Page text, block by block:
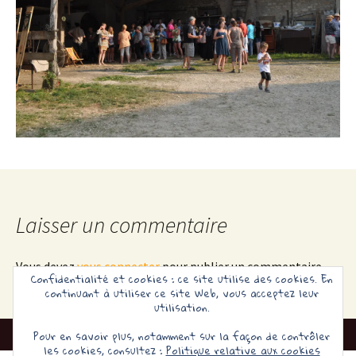
Laisser un commentaire
Vous devezvous connecterpour publier un commentaire.
Confidentialité et cookies : ce site utilise des cookies. En
continuant à utiliser ce site Web, vous acceptez leur
utilisation.
Pour en savoir plus, notamment sur la façon de contrôler
les cookies, consultez :Politique relative aux cookies